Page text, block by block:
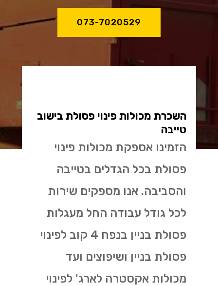
073-7020529
השכרת מכולות פינוי פסולת בישוב
טייבה
הזמינו אספקת מכולות פינוי
פסולת בכל הגדלים בטייבה
והסביבה. אנו מספקים שירות
לכל גודל עבודה החל מעגלות
פסולת בניין בנפח 4 קוב לפינוי
פסולת בניין ושיפוצים ועד
מכולות אקסטרה לארג' לפינוי